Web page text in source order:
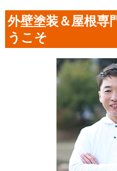
外壁塗装＆屋根専
うこそ